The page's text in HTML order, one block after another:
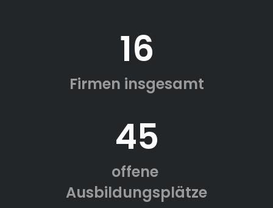
16
Firmen insgesamt
45
offene
Ausbildungsplätze